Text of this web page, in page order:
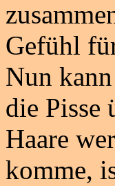
Gefühl
Nun
die Pisse
Haare
komme,